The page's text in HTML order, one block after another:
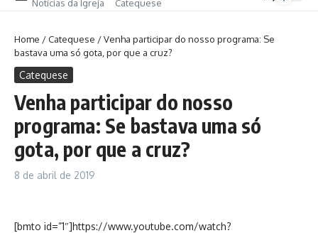
Notícias da Igreja
Catequese
Home /Catequese /Venha participar do nosso programa: Se
bastava uma só gota, por que a cruz?
Catequese
Venha participar do nosso
programa: Se bastava uma só
gota, por que a cruz?
8 de abril de 2019
[bmto id=”1″]https://www.youtube.com/watch?